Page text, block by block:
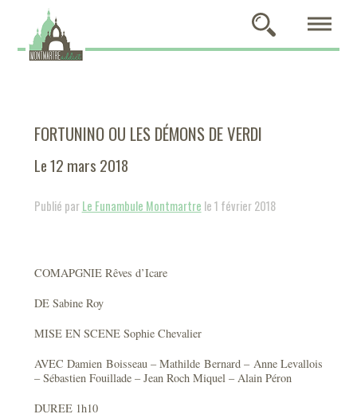
FORTUNINO OU LES DÉMONS DE VERDI
Le 12 mars 2018
Publié parLe Funambule Montmartre le 1 février 2018
COMAPGNIE Rêves d’Icare
DE Sabine Roy
MISE EN SCENE Sophie Chevalier
AVEC Damien Boisseau – Mathilde Bernard – Anne Levallois
– Sébastien Fouillade – Jean Roch Miquel – Alain Péron
DUREE 1h10